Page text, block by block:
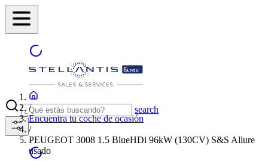
search
/
Encuentra tu coche de ocasión
/
PEUGEOT 3008 1.5 BlueHDi 96kW (130CV) S&S Allure
usado